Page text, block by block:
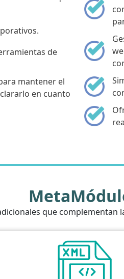
de
mantener el
en cuanto
que complementan